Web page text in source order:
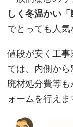
しく冬温かい
でとっても人気
値段が安く工
ては、内側から
廃材処分費等
ォームを行えま